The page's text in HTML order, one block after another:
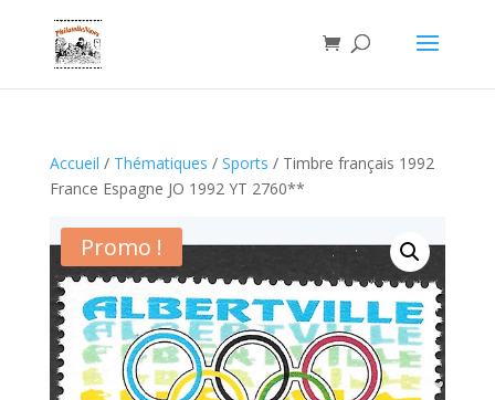
Accueil / Thématiques / Sports / Timbre français 1992
France Espagne JO 1992 YT 2760**
Promo !